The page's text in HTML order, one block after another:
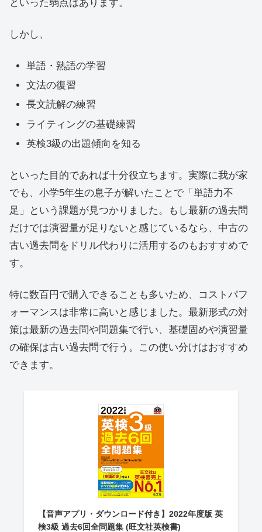
といった弱点はあります。
しかし、
単語・熟語の学習
文法の復習
長文読解の練習
ライティングの基礎練習
英検3級の出題傾向を知る
といった目的であれば十分役立ちます。実際に我が家
でも、小学5年生の息子が解いたことで「単語力不
足」という課題が見つかりました。もし最新の過去問
だけでは演習量が足りないと感じているなら、中古の
古い過去問をドリル代わりに活用するのもおすすめで
す。
特に数百円で購入できることも多いため、コストパフ
ォーマンスは非常に高いと感じました。最新形式の対
策は最新の過去問や問題集で行い、基礎固めや演習量
の確保は古い過去問で行う。この使い分けはおすすめ
できます。
【音声アプリ・ダウンロード付き】2022年度版 英
検3級 過去6回全問題集 (旺文社英検書)